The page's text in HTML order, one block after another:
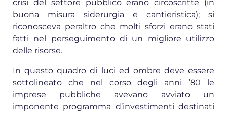
crisi del settore pubblico erano circoscritte (in
buona misura siderurgia e cantieristica); si
riconosceva peraltro che molti sforzi erano stati
fatti nel perseguimento di un migliore utilizzo
delle risorse.
In questo quadro di luci ed ombre deve essere
sottolineato che nel corso degli anni ’80 le
imprese pubbliche avevano avviato un
imponente programma d’investimenti destinati